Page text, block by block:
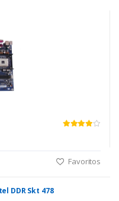
Favoritos
DDR Skt 478